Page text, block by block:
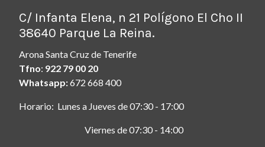
C/ Infanta Elena, n 21 Polígono El Cho II
38640 Parque La Reina.
Arona Santa Cruz de Tenerife
Tfno: 922 79 00 20
Whatsapp:672 668 400
Horario: Lunes a Jueves de 07:30 - 17:00
Viernes de 07:30 - 14:00